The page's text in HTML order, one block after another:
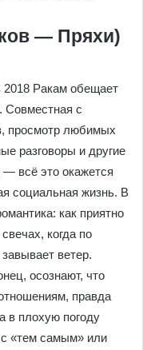
— Пряхи)
2018 Ракам обещает
Совместная с
просмотр любимых
разговоры и другие
всё это окажется
социальная жизнь. В
как приятно
когда по
ветер.
осознают, что
правда
в плохую погоду
с «тем самым» или